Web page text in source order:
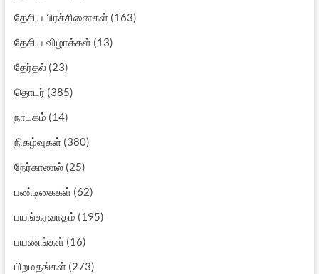
தேசிய பிரச்சினைகள்(163)
தேசிய விழாக்கள்(13)
தேர்தல்(23)
தொடர் (385)
நாடகம் (14)
நிகழ்வுகள்(380)
நேர்காணல்(25)
பண்டிகைகள்(62)
பயங்கரவாதம் (195)
பயணங்கள்(16)
பிறமதங்கள்(273)